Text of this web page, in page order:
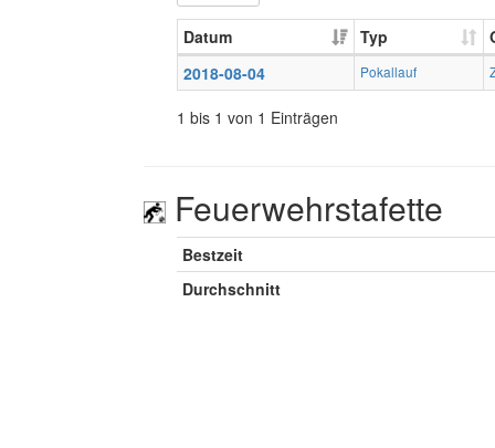
Datum Typ
2018-08-04
Pokallauf
1 bis 1 von 1 Einträgen
Feuerwehrstafette
Bestzeit
Durchschnitt